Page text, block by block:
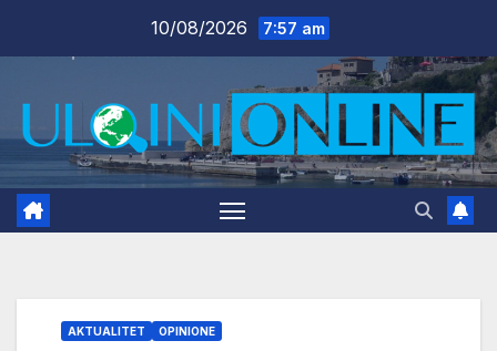
10/08/2026 7:57 am
AKTUALITET OPINIONE